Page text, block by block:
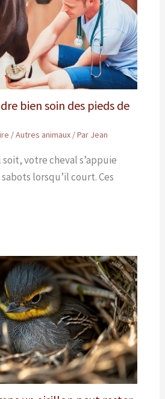
bien soin des pieds de
/Autres animaux/ Par Jean
votre cheval s’appuie
lorsqu’il court. Ces